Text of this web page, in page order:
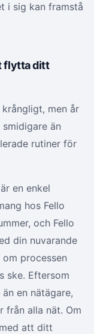
i sig kan framstå
flytta ditt
men år
än
rutiner för
en enkel
hos Fello
och Fello
din nuvarande
processen
ske. Eftersom
en nätägare,
från alla nät. Om
att ditt